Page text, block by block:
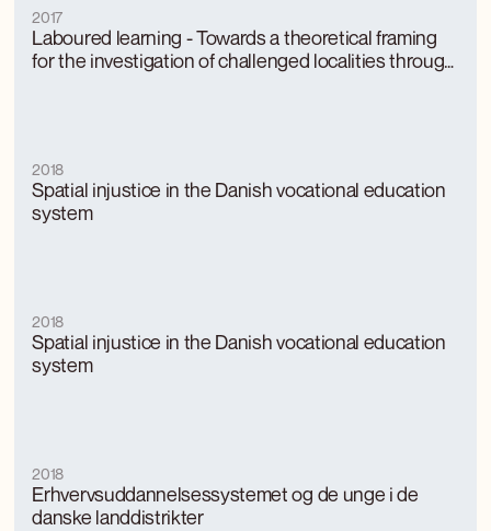
Laboured learning - Towards a theoretical framing
for the investigation of challenged localities through
2017
Spatial injustice in the Danish vocational education
system
2018
Spatial injustice in the Danish vocational education
system
2018
Erhvervsuddannelsessystemet og de unge i de
danske landdistrikter
2018